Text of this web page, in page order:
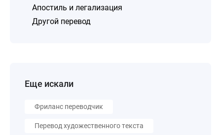
Апостиль и легализация
Другой перевод
Еще искали
Фриланс переводчик
Перевод художественного текста